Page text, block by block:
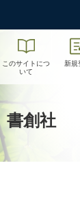
このサイトにつ
いて
新規
書創社